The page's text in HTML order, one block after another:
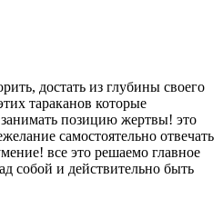
достать из глубины своего
тараканов которые
позицию жертвы! это
самостоятельно отвечать
все это решаемо главное
собой и действительно быть